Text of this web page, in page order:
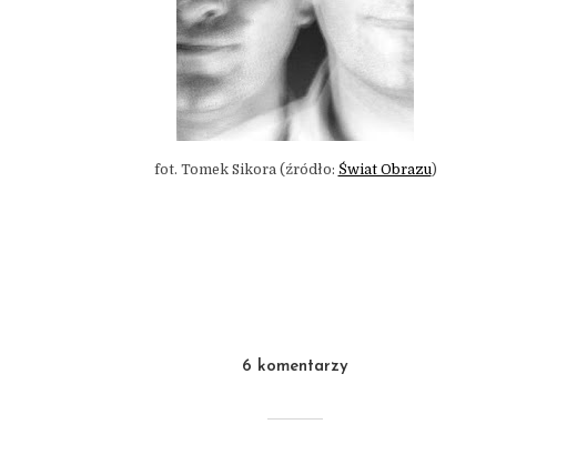
fot. Tomek Sikora (źródło: Świat Obrazu)
6 komentarzy